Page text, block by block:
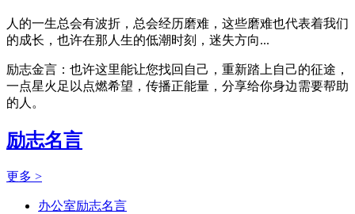
人的一生总会有波折，总会经历磨难，这些磨难也代表着我们
的成长，也许在那人生的低潮时刻，迷失方向...
励志金言：也许这里能让您找回自己，重新踏上自己的征途，
一点星火足以点燃希望，传播正能量，分享给你身边需要帮助
的人。
励志名言
更多 >
办公室励志名言